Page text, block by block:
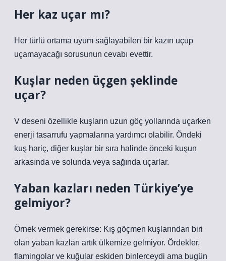
Her kaz uçar mı?
Her türlü ortama uyum sağlayabilen bir kazın uçup
uçamayacağı sorusunun cevabı evettir.
Kuşlar neden üçgen şeklinde
uçar?
V deseni özellikle kuşların uzun göç yollarında uçarken
enerji tasarrufu yapmalarına yardımcı olabilir. Öndeki
kuş hariç, diğer kuşlar bir sıra halinde önceki kuşun
arkasında ve solunda veya sağında uçarlar.
Yaban kazları neden Türkiye’ye
gelmiyor?
Örnek vermek gerekirse: Kış göçmen kuşlarından biri
olan yaban kazları artık ülkemize gelmiyor. Ördekler,
flamingolar ve kuğular eskiden binlerceydi ama bugün